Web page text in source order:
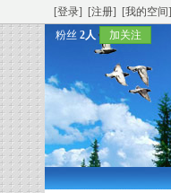
[登录] [注册]
[我的空间]
粉丝 2人 加关注